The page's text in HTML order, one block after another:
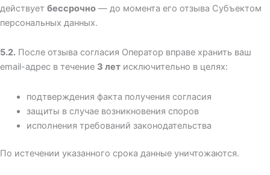
действует бессрочно — до момента его отзыва Субъектом
персональных данных.
5.2. После отзыва согласия Оператор вправе хранить ваш
email-адрес в течение 3 лет исключительно в целях:
подтверждения факта получения согласия
защиты в случае возникновения споров
исполнения требований законодательства
По истечении указанного срока данные уничтожаются.